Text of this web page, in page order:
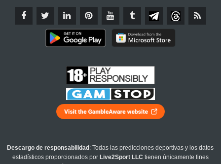
Descargo de responsabilidad : Todas las predicciones deportivas y los datos
estadísticos proporcionados por Live2Sport LLC tienen únicamente fines